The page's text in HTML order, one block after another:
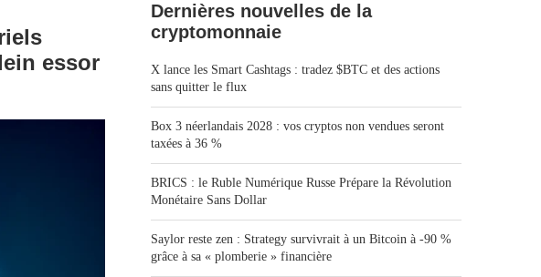
essor
Dernières nouvelles de la
cryptomonnaie
X lance les Smart Cashtags : tradez $BTC et des actions
sans quitter le flux
Box 3 néerlandais 2028 : vos cryptos non vendues seront
taxées à 36 %
BRICS : le Ruble Numérique Russe Prépare la Révolution
Monétaire Sans Dollar
Saylor reste zen : Strategy survivrait à un Bitcoin à -90 %
grâce à sa « plomberie » financière